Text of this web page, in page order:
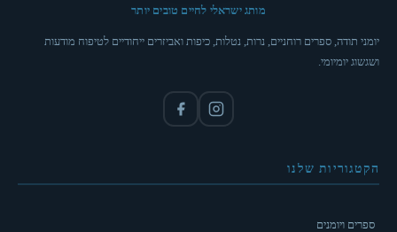
מותג ישראלי לחיים טובים יותר
יומני תודה, ספרים רוחניים, נרות, נטלות, כיפות ואביזרים ייחודיים לטיפוח מודעות
ושגשוג יומיומי.
הקטגוריות שלנו
ספרים ויומנים